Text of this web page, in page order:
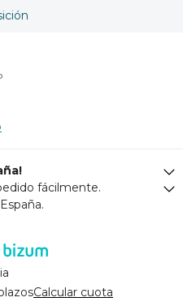
fácilmente.
Calcular cuota